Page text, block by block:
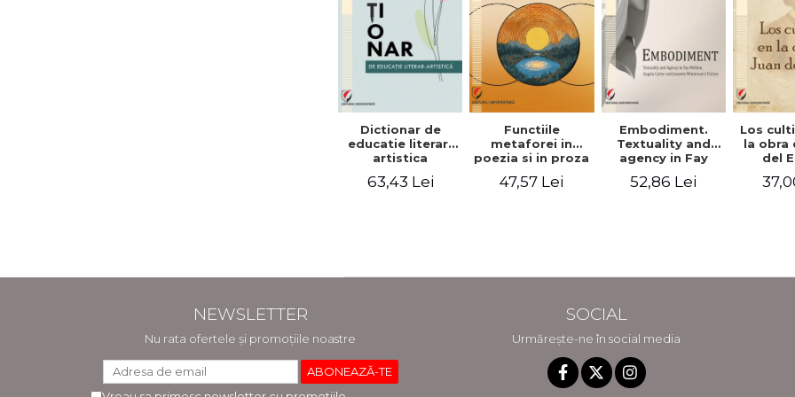
Dictionar de
educatie literar-
artistica
63,43 Lei
Functiile
metaforei in
poezia si in proza
Petrescu.
47,57 Lei
Embodiment.
Textuality and
agency in Fay
Weldon, Angela
Carter and
52,86 Lei
Los
la obra
del
NEWSLETTER
Nu rata ofertele și promoțiile noastre
SOCIAL
Urmărește-ne în social media